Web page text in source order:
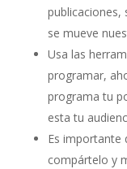
publicaciones,
se mueve
Usa las
programar,
programa tu
esta tu
Es importante
compártelo y